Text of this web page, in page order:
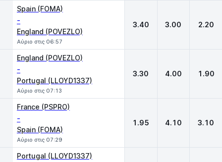
Spain (FOMA)
-
England (POVEZLO)
Αύριο στις 06:57
3.40 3.00 2.20
England (POVEZLO)
-
Portugal (LLOYD1337)
Αύριο στις 07:13
3.30 4.00 1.90
France (PSPRO)
-
Spain (FOMA)
Αύριο στις 07:29
1.95 4.10 3.10
Portugal (LLOYD1337)